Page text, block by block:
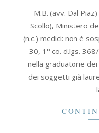
M.B. (avv. Dal
Scollo), Ministero
(n.c.) medici: non è
30, 1° co. d.lgs.
nella graduatorie
dei soggetti già